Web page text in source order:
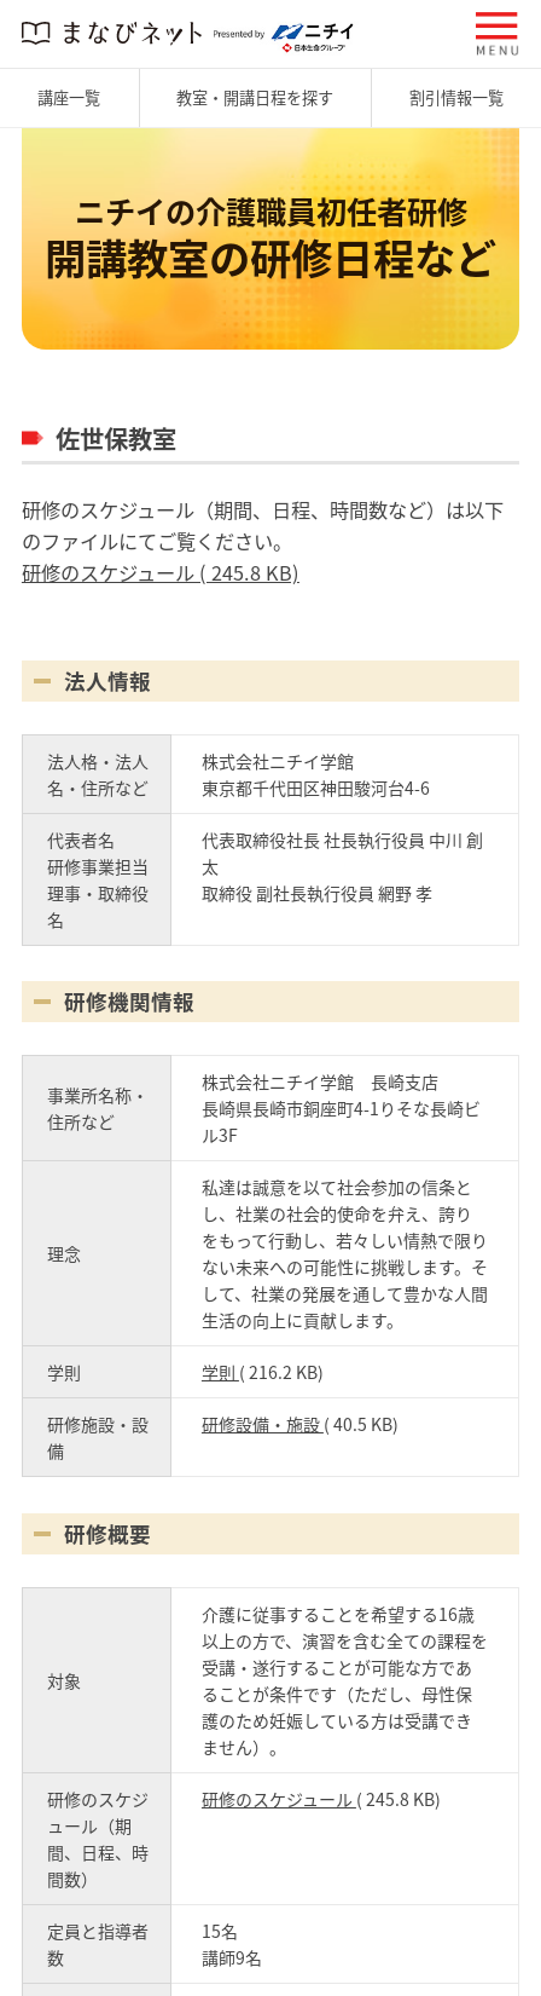
講座一覧 教室・開講日程を探す 割引情報一覧
ニチイの介護職員初任者研修
開講教室の研修日程など
佐世保教室
研修のスケジュール（期間、日程、時間数など）は以下
のファイルにてご覧ください。
研修のスケジュール ( 245.8 KB)
法人情報
法人格・法人
名・住所など
株式会社ニチイ学館
東京都千代田区神田駿河台4-6
代表者名
研修事業担当
理事・取締役
名
代表取締役社長 社長執行役員 中川 創
太
取締役 副社長執行役員 網野 孝
研修機関情報
事業所名称・
住所など
株式会社ニチイ学館 長崎支店
長崎県長崎市銅座町4-1りそな長崎ビ
ル3F
理念
私達は誠意を以て社会参加の信条と
し、社業の社会的使命を弁え、誇り
をもって行動し、若々しい情熱で限り
ない未来への可能性に挑戦します。そ
して、社業の発展を通して豊かな人間
生活の向上に貢献します。
学則 学則 ( 216.2 KB)
研修施設・設
備
研修設備・施設 ( 40.5 KB)
研修概要
対象
介護に従事することを希望する16歳
以上の方で、演習を含む全ての課程を
受講・遂行することが可能な方であ
ることが条件です（ただし、母性保
護のため妊娠している方は受講でき
ません）。
研修のスケジ
ュール（期
間、日程、時
間数）
研修のスケジュール ( 245.8 KB)
定員と指導者
数
15名
講師9名